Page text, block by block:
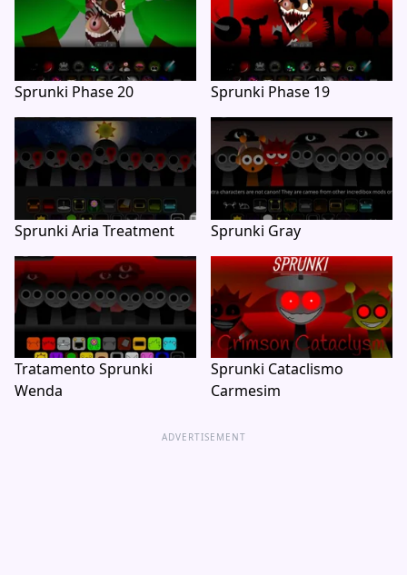
Sprunki Phase 20 Sprunki Phase 19
Sprunki Aria Treatment Sprunki Gray
Tratamento Sprunki
Wenda
Sprunki Cataclismo
Carmesim
ADVERTISEMENT